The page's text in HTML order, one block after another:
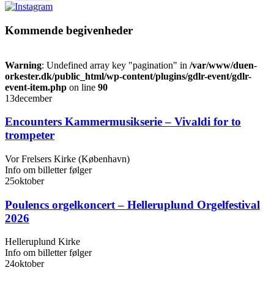
Kommende begivenheder
Warning: Undefined array key "pagination" in /var/www/duen-
orkester.dk/public_html/wp-content/plugins/gdlr-event/gdlr-
event-item.php on line 90
13december
Encounters Kammermusikserie – Vivaldi for to
trompeter
Vor Frelsers Kirke (København)
Info om billetter følger
25oktober
Poulencs orgelkoncert – Helleruplund Orgelfestival
2026
Helleruplund Kirke
Info om billetter følger
24oktober